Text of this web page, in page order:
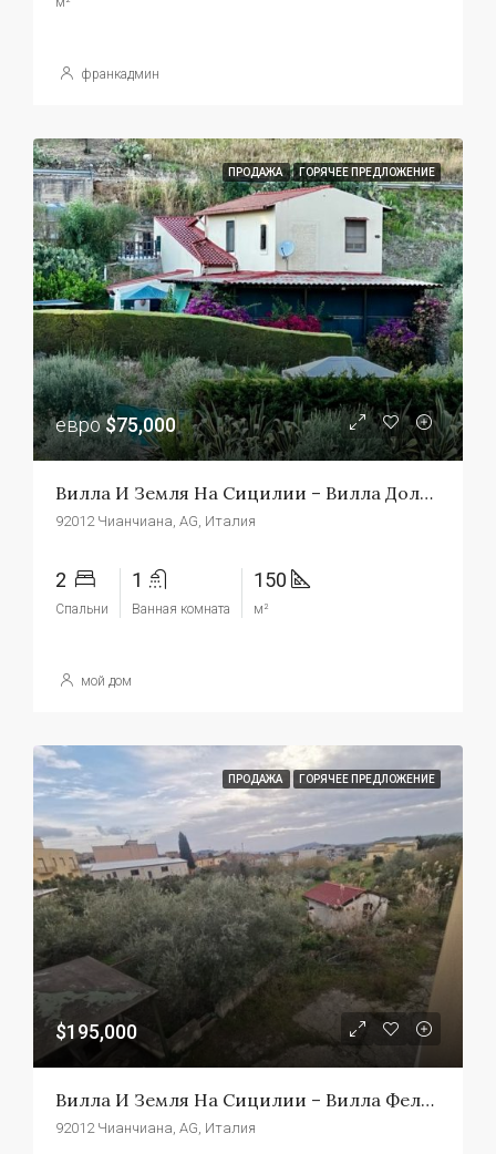
франкадмин
ПРОДАЖА ГОРЯЧЕЕ ПРЕДЛОЖЕНИЕ
евро$75,000
Вилла И Земля На Сицилии – Вилла Дольче
92012 Чианчиана, AG, Италия
2
Спальни
1
Ванная комната
150
м²
мой дом
ПРОДАЖА ГОРЯЧЕЕ ПРЕДЛОЖЕНИЕ
$195,000
Вилла И Земля На Сицилии – Вилла Феличе
92012 Чианчиана, AG, Италия